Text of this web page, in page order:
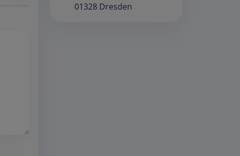
01328 Dresden